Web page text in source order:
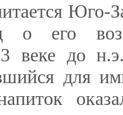
Юго-
о его
веке до
для